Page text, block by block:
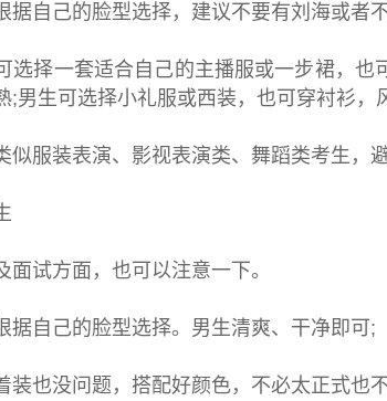
自己的脸型选择，建议不要有刘海或者
择一套适合自己的主播服或一步裙，也
;男生可选择小礼服或西装，也可穿衬衫，
服装表演、影视表演类、舞蹈类考生，避
试方面，也可以注意一下。
自己的脸型选择。男生清爽、干净即可;
也没问题，搭配好颜色，不必太正式也